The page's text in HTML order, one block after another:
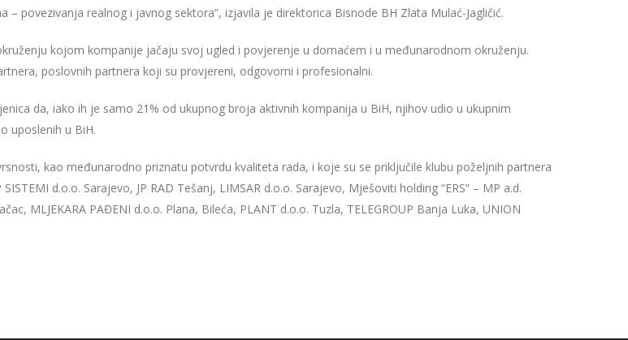
povezivanja realnog i javnog sektora”, izjavila je direktorica Bisnode BH Zlata Mulać-Jagličić.
kojom kompanije jačaju svoj ugled i povjerenje u domaćem i u međunarodnom okruženju.
poslovnih partnera koji su provjereni, odgovorni i profesionalni.
da, iako ih je samo 21% od ukupnog broja aktivnih kompanija u BiH, njihov udio u ukupnim
uposlenih u BiH.
kao međunarodno priznatu potvrdu kvaliteta rada, i koje su se priključile klubu poželjnih partnera
d.o.o. Sarajevo, JP RAD Tešanj, LIMSAR d.o.o. Sarajevo, Mješoviti holding “ERS” – MP a.d.
MLJEKARA PAĐENI d.o.o. Plana, Bileća, PLANT d.o.o. Tuzla, TELEGROUP Banja Luka, UNION